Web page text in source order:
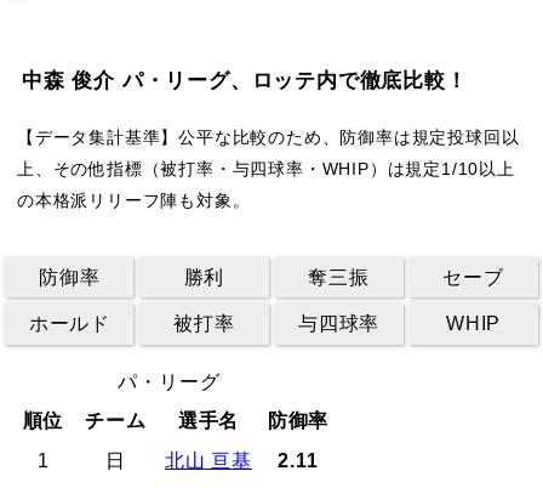
中森 俊介 パ・リーグ、ロッテ内で徹底比較！
【データ集計基準】公平な比較のため、防御率は規定投球回以
上、その他指標（被打率・与四球率・WHIP）は規定1/10以上
の本格派リリーフ陣も対象。
防御率 勝利 奪三振 セーブ
ホールド 被打率 与四球率 WHIP
パ・リーグ
順位
チーム 選手名
防御率
1
日 北山 亘基
2.11